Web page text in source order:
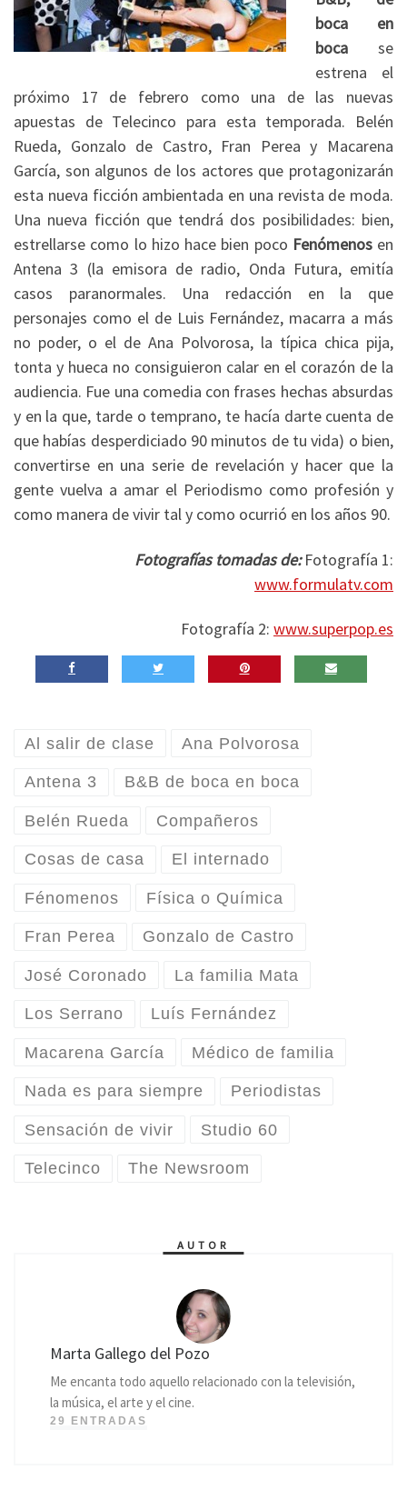
boca en
bocase
estrena el
próximo 17 de febrero como una de las nuevas
apuestas de Telecinco para esta temporada. Belén
Rueda, Gonzalo de Castro, Fran Perea y Macarena
García, son algunos de los actores que protagonizarán
esta nueva ficción ambientada en una revista de moda.
Una nueva ficción que tendrá dos posibilidades: bien,
estrellarse como lo hizo hace bien poco Fenómenosen
Antena 3 (la emisora de radio, Onda Futura, emitía
casos paranormales. Una redacción en la que
personajes como el de Luis Fernández, macarra a más
no poder, o el de Ana Polvorosa, la típica chica pija,
tonta y hueca no consiguieron calar en el corazón de la
audiencia. Fue una comedia con frases hechas absurdas
y en la que, tarde o temprano, te hacía darte cuenta de
que habías desperdiciado 90 minutos de tu vida) o bien,
convertirse en una serie de revelación y hacer que la
gente vuelva a amar el Periodismo como profesión y
como manera de vivir tal y como ocurrió en los años 90.
Fotografías tomadas de:Fotografía 1:
www.formulatv.com
Fotografía 2: www.superpop.es
Al salir de clase Ana Polvorosa
Antena 3 B&B de boca en boca
Belén Rueda Compañeros
Cosas de casa El internado
Fénomenos Física o Química
Fran Perea Gonzalo de Castro
José Coronado La familia Mata
Los Serrano Luís Fernández
Macarena García Médico de familia
Nada es para siempre Periodistas
Sensación de vivir Studio 60
Telecinco The Newsroom
AUTOR
Marta Gallego del Pozo
Me encanta todo aquello relacionado con la televisión,
la música, el arte y el cine.
29 ENTRADAS